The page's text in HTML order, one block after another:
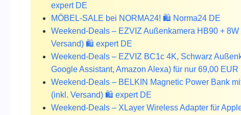
expert DE
MÖBEL-SALE bei NORMA24! 🛍️ Norma24 DE
Weekend-Deals – EZVIZ Außenkamera HB90 +
Versand) 🛍️ expert DE
Weekend-Deals – EZVIZ BC1c 4K, Schwarz
Google Assistant, Amazon Alexa) für nur 69,00
Weekend-Deals – BELKIN Magnetic Power Bank
(inkl. Versand) 🛍️ expert DE
Weekend-Deals – XLayer Wireless Adapter für